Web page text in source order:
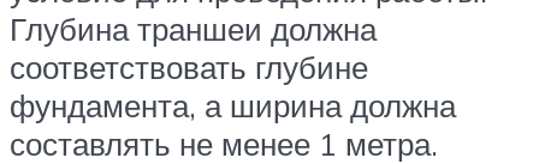
Глубина траншеи должна
соответствовать глубине
фундамента, а ширина должна
составлять не менее 1 метра.